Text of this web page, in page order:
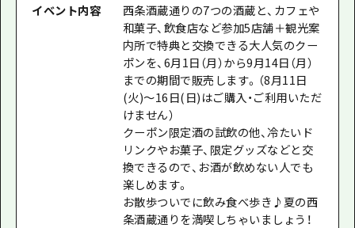
イベント内容
西条酒蔵通りの7つの酒蔵と、カフェや
和菓子、飲食店など参加5店舗＋観光案
内所で特典と交換できる大人気のクー
ポンを、6月1日（月）から9月14日（月）
までの期間で販売します。（8月11日
(火)〜16日(日)はご購入・ご利用いただ
けません）
クーポン限定酒の試飲の他、冷たいド
リンクやお菓子、限定グッズなどと交
換できるので、お酒が飲めない人でも
楽しめます。
お散歩ついでに飲み食べ歩き♪夏の西
条酒蔵通りを満喫しちゃいましょう！